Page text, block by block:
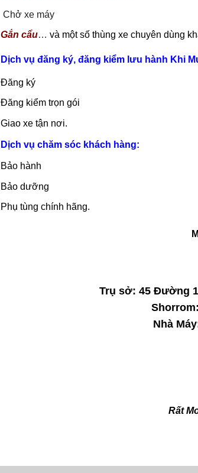
Chở xe máy
Gắn cẩu… và một số thùng xe chuyên dùng
Dịch vụ đăng ký, đăng kiểm lưu hành Khi
Đăng ký
Đăng kiểm trọn gói
Giao xe tận nơi.
Dịch vụ chăm sóc khách hàng:
Bảo hành
Bảo dưỡng
Phụ tùng chính hãng.
Trụ sở: 45 Đường
Nhà
Rất